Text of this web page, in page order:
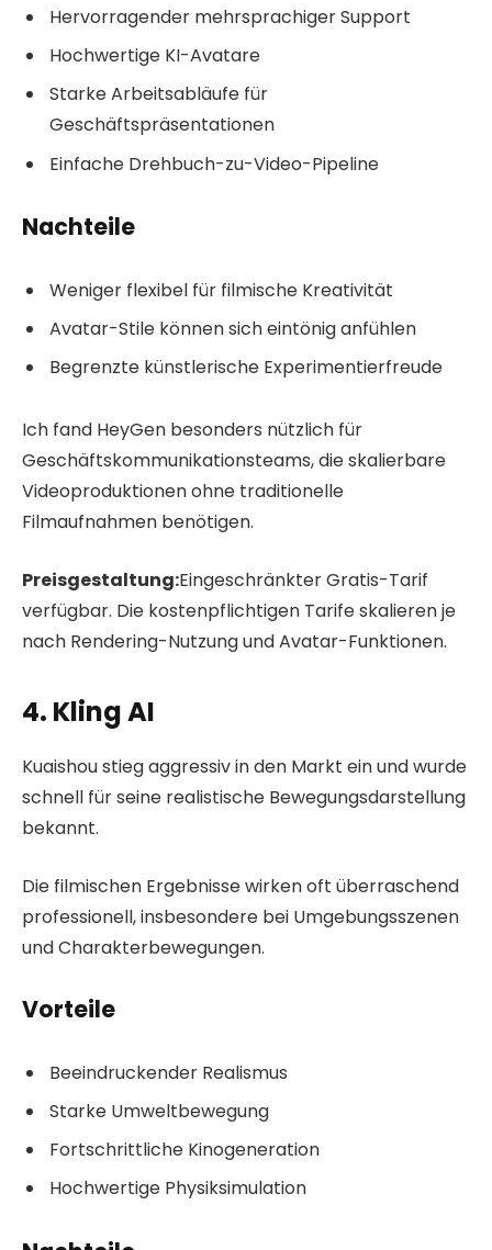
Hervorragender mehrsprachiger Support
Hochwertige KI-Avatare
Starke Arbeitsabläufe für
Geschäftspräsentationen
Einfache Drehbuch-zu-Video-Pipeline
Nachteile
Weniger flexibel für filmische Kreativität
Avatar-Stile können sich eintönig anfühlen
Begrenzte künstlerische Experimentierfreude
Ich fand HeyGen besonders nützlich für
Geschäftskommunikationsteams, die skalierbare
Videoproduktionen ohne traditionelle
Filmaufnahmen benötigen.
Preisgestaltung:Eingeschränkter Gratis-Tarif
verfügbar. Die kostenpflichtigen Tarife skalieren je
nach Rendering-Nutzung und Avatar-Funktionen.
4. Kling AI
Kuaishou stieg aggressiv in den Markt ein und wurde
schnell für seine realistische Bewegungsdarstellung
bekannt.
Die filmischen Ergebnisse wirken oft überraschend
professionell, insbesondere bei Umgebungsszenen
und Charakterbewegungen.
Vorteile
Beeindruckender Realismus
Starke Umweltbewegung
Fortschrittliche Kinogeneration
Hochwertige Physiksimulation